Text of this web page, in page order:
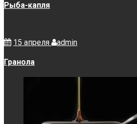
Рыба-капля
15 апреля admin
Гранола